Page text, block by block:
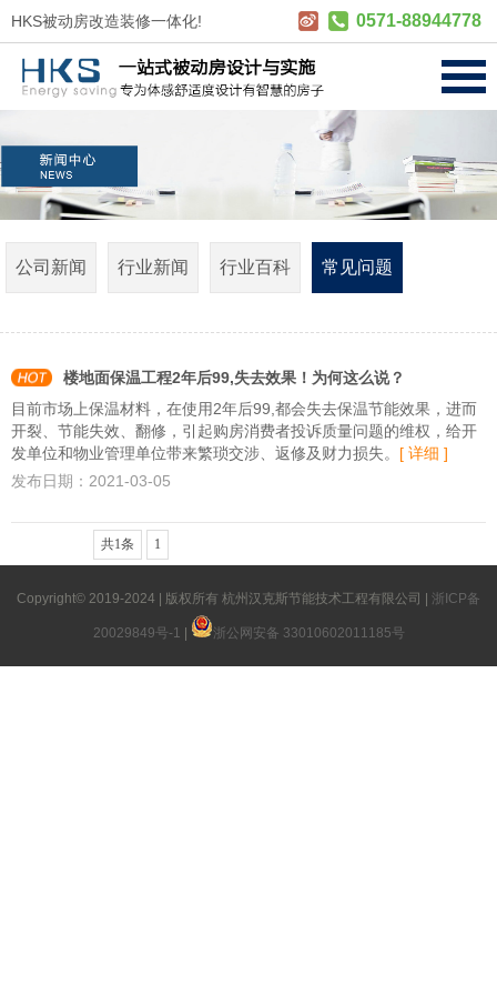
HKS被动房改造装修一体化! 0571-88944778
公司新闻 行业新闻 行业百科 常见问题
楼地面保温工程2年后99,失去效果！为何这么说？
目前市场上保温材料，在使用2年后99,都会失去保温节能效果，进而
开裂、节能失效、翻修，引起购房消费者投诉质量问题的维权，给开
发单位和物业管理单位带来繁琐交涉、返修及财力损失。 [ 详细 ]
发布日期：2021-03-05
共1条 1
Copyright© 2019-2024 | 版权所有 杭州汉克斯节能技术工程有限公司 | 浙ICP备
20029849号-1 | 浙公网安备 33010602011185号